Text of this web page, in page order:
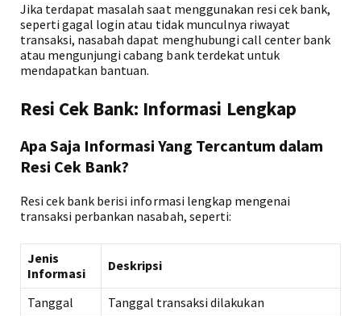
Jika terdapat masalah saat menggunakan resi cek bank,
seperti gagal login atau tidak munculnya riwayat
transaksi, nasabah dapat menghubungi call center bank
atau mengunjungi cabang bank terdekat untuk
mendapatkan bantuan.
Resi Cek Bank: Informasi Lengkap
Apa Saja Informasi Yang Tercantum dalam
Resi Cek Bank?
Resi cek bank berisi informasi lengkap mengenai
transaksi perbankan nasabah, seperti:
Jenis
Informasi
Deskripsi
Tanggal
Tanggal transaksi dilakukan